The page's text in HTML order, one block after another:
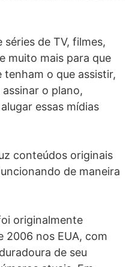
de TV, filmes,
muito mais para que
tenham o que assistir,
o plano,
essas mídias
conteúdos originais
de maneira
originalmente
2006 nos EUA, com
de seu